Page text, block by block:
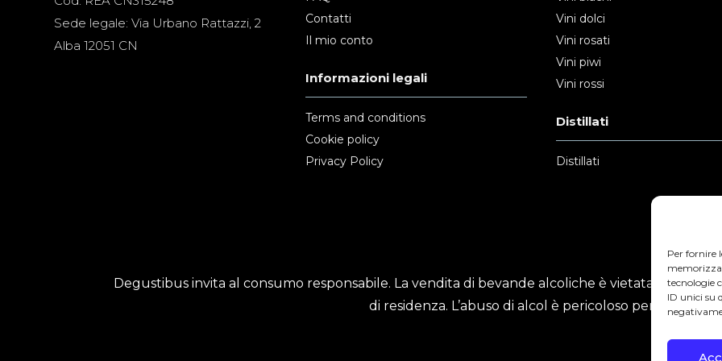
Per fornire
tecnologie
ID unici su
Sede legale: Via Urbano Rattazzi, 2
Alba 12051 CN
Contatti
Il mio conto
Informazioni legali
Terms and conditions
Cookie policy
Privacy Policy
Vini dolci
Vini rosati
Vini piwi
Vini rossi
Distillati
Distillati
Degustibus invita al consumo responsabile. La vendita di bevande alcoliche è vietata ai minori
di residenza. L’abuso di alcol è pericoloso per la salute.